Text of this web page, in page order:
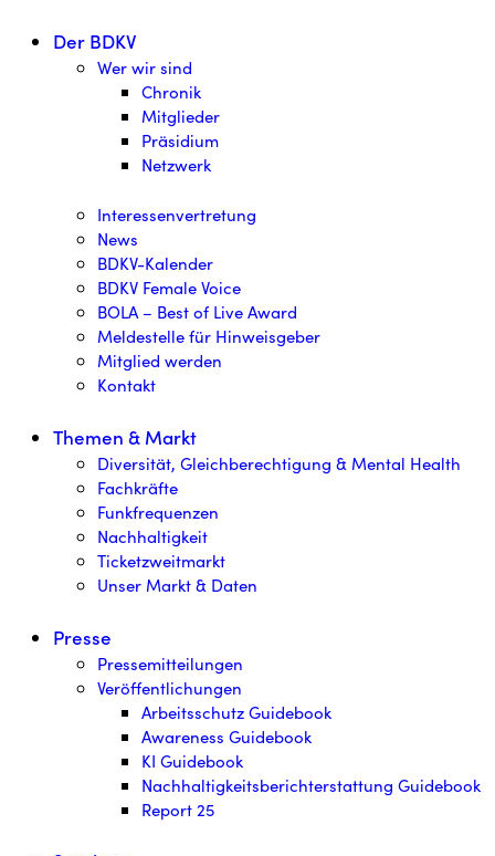
Der BDKV
Wer wir sind
Chronik
Mitglieder
Präsidium
Netzwerk
Interessenvertretung
News
BDKV-Kalender
BDKV Female Voice
BOLA – Best of Live Award
Meldestelle für Hinweisgeber
Mitglied werden
Kontakt
Themen & Markt
Diversität, Gleichberechtigung & Mental Health
Fachkräfte
Funkfrequenzen
Nachhaltigkeit
Ticketzweitmarkt
Unser Markt & Daten
Presse
Pressemitteilungen
Veröffentlichungen
Arbeitsschutz Guidebook
Awareness Guidebook
KI Guidebook
Nachhaltigkeitsberichterstattung Guidebook
Report 25